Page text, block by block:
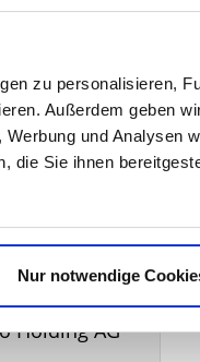
zu personalisieren,
Außerdem geben
und Analysen
die Sie ihnen
Nur notwendige
Holding AG